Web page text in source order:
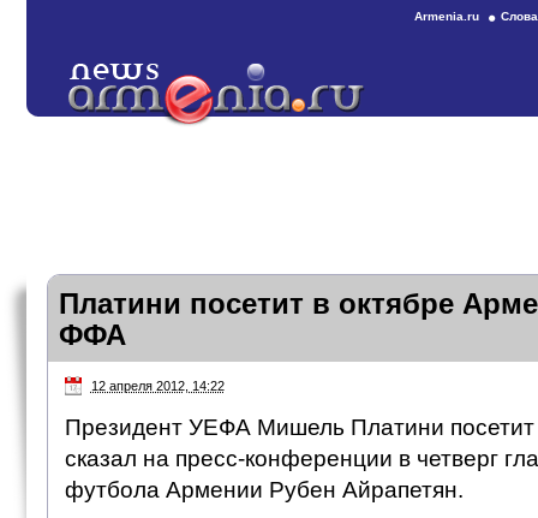
Armenia.ru
Платини посетит в октябре
ФФА
12 апреля 2012, 14:22
Президент УЕФА Мишель Платини
сказал на пресс-конференции в четверг
футбола Армении Рубен Айрапетян.